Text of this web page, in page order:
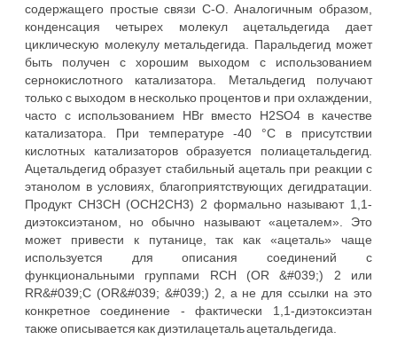
содержащего простые связи C-O. Аналогичным образом,
конденсация четырех молекул ацетальдегида дает
циклическую молекулу метальдегида. Паральдегид может
быть получен с хорошим выходом с использованием
сернокислотного катализатора. Метальдегид получают
только с выходом в несколько процентов и при охлаждении,
часто с использованием HBr вместо H2SO4 в качестве
катализатора. При температуре -40 °C в присутствии
кислотных катализаторов образуется полиацетальдегид.
Ацетальдегид образует стабильный ацеталь при реакции с
этанолом в условиях, благоприятствующих дегидратации.
Продукт CH3CH (OCH2CH3) 2 формально называют 1,1-
диэтоксиэтаном, но обычно называют «ацеталем». Это
может привести к путанице, так как «ацеталь» чаще
используется для описания соединений с
функциональными группами RCH (OR &#039;) 2 или
RR&#039;C (OR&#039; &#039;) 2, а не для ссылки на это
конкретное соединение - фактически 1,1-диэтоксиэтан
также описывается как диэтилацеталь ацетальдегида.